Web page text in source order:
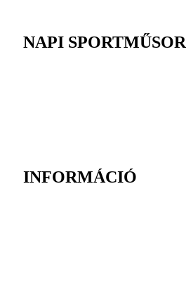
NAPI SPORTMŰSOR
INFORMÁCIÓ